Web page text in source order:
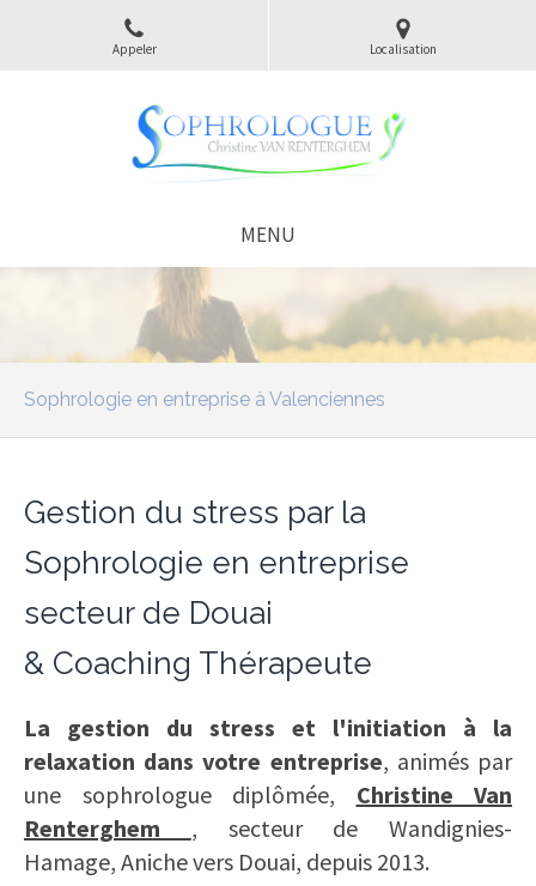
Appeler Localisation
MENU
Sophrologie en entreprise à Valenciennes
Gestion du stress par la
Sophrologie en entreprise
secteur de Douai
& Coaching Thérapeute
La gestion du stress et l'initiation à la
relaxation dans votre entreprise, animés par
une sophrologue diplômée, Christine Van
Renterghem
, secteur de Wandignies-
Hamage, Aniche vers Douai, depuis 2013.